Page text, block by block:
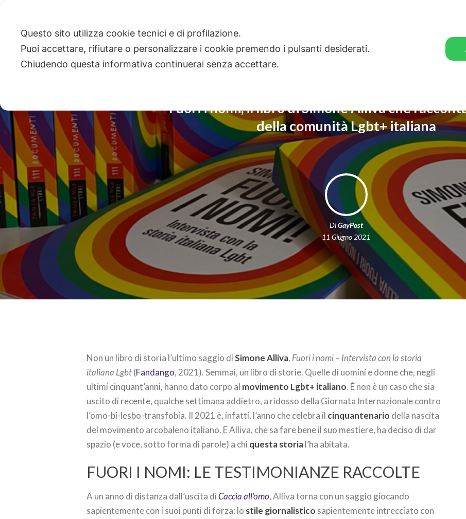
Fuori i nomi, il libro di Simone Alliva che
della comunità Lgbt+ italiana
DiGayPost
11 Giugno 2021
Non un libro di storia l’ultimo saggio diSimone Alliva, Fuori i nomi– Intervista con la storia
italiana Lgbt(Fandango, 2021). Semmai, un libro di storie. Quelle di uomini e donne che, negli
ultimi cinquant’anni, hanno dato corpo al movimento Lgbt+ italiano. È non è un caso che sia
uscito di recente, qualche settimana addietro, a ridosso della Giornata Internazionale contro
l’omo-bi-lesbo-transfobia. Il 2021 è, infatti, l’anno che celebra il cinquantenario della nascita
del movimento arcobaleno italiano. E Alliva, che sa fare bene il suo mestiere, ha deciso di dar
spazio (e voce, sotto forma di parole) a chi questa storial’ha abitata.
FUORI I NOMI: LE TESTIMONIANZE RACCOLTE
A un anno di distanza dall’uscita diCaccia all’omo, Alliva torna con un saggio giocando
sapientemente con i suoi punti di forza: lo stile giornalistico sapientemente intrecciato con
Questo sito utilizza cookie tecnici e di profilazione.
Puoi accettare, rifiutare o personalizzare i cookie premendo i pulsanti desiderati.
Chiudendo questa informativa continuerai senza accettare.